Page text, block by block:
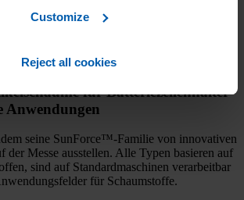
Customize
Reject all cookies
für Batteriezellenhalter
seine SunForce™-Familie von innovativen
der Messe ausstellen. Alle Typen basieren auf
sind auf Standardmaschinen verarbeitbar
für Schaumstoffe.